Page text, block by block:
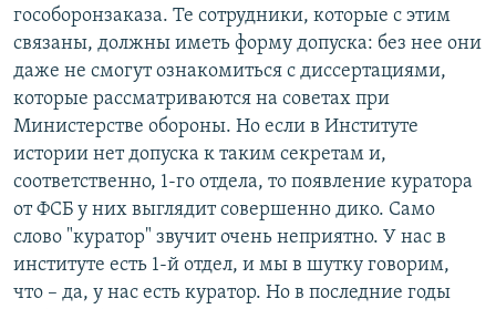
гособоронзаказа. Те сотрудники, которые с этим
связаны, должны иметь форму допуска: без нее они
даже не смогут ознакомиться с диссертациями,
которые рассматриваются на советах при
Министерстве обороны. Но если в Институте
истории нет допуска к таким секретам и,
соответственно, 1-го отдела, то появление куратора
от ФСБ у них выглядит совершенно дико. Само
слово "куратор" звучит очень неприятно. У нас в
институте есть 1-й отдел, и мы в шутку говорим,
что – да, у нас есть куратор. Но в последние годы